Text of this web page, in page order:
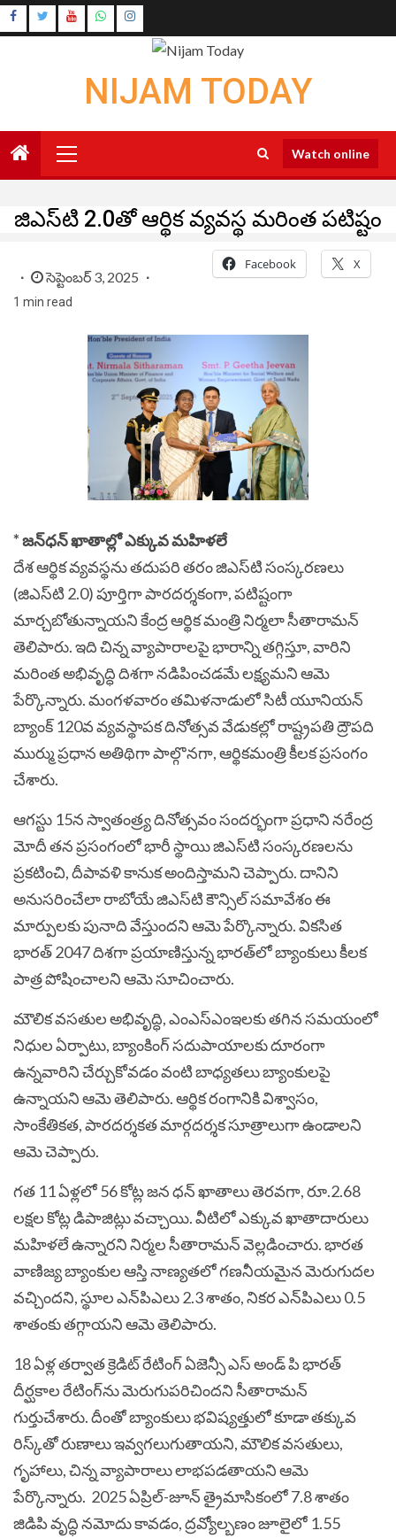
Skip
to
Instagram
NIJAM TODAY
Menu
Watch online
జిఎస్⁬టి 2.0తో ఆర్థిక వ్యవస్థ మరింత పటిష్టం
సెప్టెంబర్ 3, 2025
1 min read
Facebook X
* జన్‌ధన్ ఖాతాల్లో ఎక్కువ మహిళలే
దేశ ఆర్థిక వ్యవస్థను తదుపరి తరం జిఎస్‌టి సంస్కరణలు
(జిఎస్‌టి 2.0) పూర్తిగా పారదర్శకంగా, పటిష్టంగా
మార్చబోతున్నాయని కేంద్ర ఆర్థిక మంత్రి నిర్మలా సీతారామన్
తెలిపారు. ఇది చిన్న వ్యాపారాలపై భారాన్ని తగ్గిస్తూ, వారిని
మరింత అభివృద్ధి దిశగా నడిపించడమే లక్ష్యమని ఆమె
పేర్కొన్నారు.మంగళవారం తమిళనాడులో సిటీ యూనియన్
బ్యాంక్ 120వ వ్యవస్థాపక దినోత్సవ వేడుకల్లో రాష్ట్రపతి ద్రౌపది
ముర్ము ప్రధాన అతిథిగా పాల్గొనగా, ఆర్థికమంత్రి కీలక ప్రసంగం
చేశారు.
ఆగస్టు 15న స్వాతంత్ర్య దినోత్సవం సందర్భంగా ప్రధాని నరేంద్ర
మోదీ తన ప్రసంగంలో భారీ స్థాయి జిఎస్‌టి సంస్కరణలను
ప్రకటించి, దీపావళి కానుక అందిస్తామని చెప్పారు. దానిని
అనుసరించేలా రాబోయే జిఎస్‌టి కౌన్సిల్ సమావేశం ఈ
మార్పులకు పునాది వేస్తుందని ఆమె పేర్కొన్నారు. వికసిత
భారత్ 2047 దిశగా ప్రయాణిస్తున్న భారత్‌లో బ్యాంకులు కీలక
పాత్ర పోషించాలని ఆమె సూచించారు.
మౌలిక వసతుల అభివృద్ధి, ఎంఎస్‌ఎంఇలకు తగిన సమయంలో
నిధుల ఏర్పాటు, బ్యాంకింగ్ సదుపాయాలకు దూరంగా
ఉన్నవారిని చేర్చుకోవడం వంటి బాధ్యతలు బ్యాంకులపై
ఉన్నాయని ఆమె తెలిపారు. ఆర్థిక రంగానికి విశ్వాసం,
సాంకేతికత, పారదర్శకత మార్గదర్శక సూత్రాలుగా ఉండాలని
ఆమె చెప్పారు.
గత 11 ఏళ్లలో 56 కోట్ల జన ధన్ ఖాతాలు తెరవగా, రూ.2.68
లక్షల కోట్ల డిపాజిట్లు వచ్చాయి. వీటిలో ఎక్కువ ఖాతాదారులు
మహిళలే ఉన్నారని నిర్మల సీతారామన్ వెల్లడించారు. భారత
వాణిజ్య బ్యాంకుల ఆస్తి నాణ్యతలో గణనీయమైన మెరుగుదల
వచ్చిందని, స్థూల ఎన్‌పిఎలు 2.3 శాతం, నికర ఎన్‌పిఎలు 0.5
శాతంకు తగ్గాయని ఆమె తెలిపారు.
18 ఏళ్ల తర్వాత క్రెడిట్ రేటింగ్ ఏజెన్సీ ఎస్ అండ్ పి భారత్
దీర్ఘకాల రేటింగ్‌ను మెరుగుపరిచిందని సీతారామన్
గుర్తుచేశారు. దీంతో బ్యాంకులు భవిష్యత్తులో కూడా తక్కువ
రిస్క్‌తో రుణాలు ఇవ్వగలుగుతాయని, మౌలిక వసతులు,
గృహాలు, చిన్న వ్యాపారాలు లాభపడతాయని ఆమె
పేర్కొన్నారు. 2025 ఏప్రిల్-జూన్ త్రైమాసికంలో 7.8 శాతం
జిడిపి వృద్ధి నమోదు కావడం, ద్రవ్యోల్బణం జూలైలో 1.55